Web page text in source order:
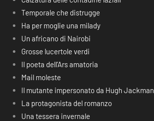
Temporale che distrugge
Ha per moglie una milady
Un africano di Nairobi
Grosse lucertole verdi
Il poeta dell’Ars amatoria
Mail moleste
Il mutante impersonato da Hugh Jackman
La protagonista del romanzo
Una tessera invernale